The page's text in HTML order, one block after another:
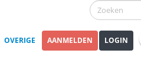
OVERIGE AANMELDEN LOGIN